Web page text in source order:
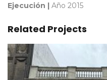
Ejecución | Año 2015
Related Projects